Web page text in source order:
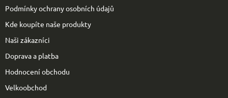
Podmínky ochrany osobních údajů
Kde koupíte naše produkty
Naši zákazníci
Doprava a platba
Hodnocení obchodu
Velkoobchod